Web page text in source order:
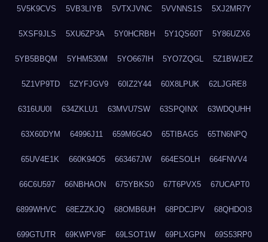
5V5K9CVS 5VB3LIYB 5VTXJVNC 5VVNNS1S 5XJ2MR7Y
5XSF9JLS 5XU6ZP3A 5Y0HCRBH 5Y1QS60T 5Y86UZX6
5YB5BBQM 5YHM530M 5YO667IH 5YO7ZQGL 5Z1BWJEZ
5Z1VP9TD 5ZYFJGV9 60IZ2Y44 60X8LPUK 62LJGRE8
6316UU0I 634ZKLU1 63MVU7SW 63SPQINX 63WDQUHH
63X60DYM 64996J11 659M6G4O 65TIBAG5 65TN6NPQ
65UV4E1K 660K94O5 663467JW 664ESOLH 664FNVV4
66C6U597 66NBHAON 675YBKS0 67T6PVX5 67UCAPT0
6899WHVC 68EZZKJQ 68OMB6UH 68PDCJPV 68QHDOI3
699GTUTR 69KWPV8F 69LSOT1W 69PLXGPN 69S53RP0